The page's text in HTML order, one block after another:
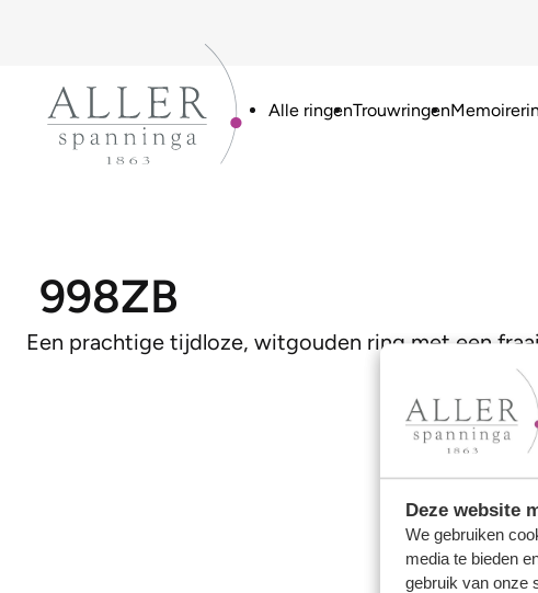
Deze website
We gebruiken
media te bieden
gebruik van onze
Alle ringenTrouwringen
998ZB
Een prachtige tijdloze, witgouden ring met een